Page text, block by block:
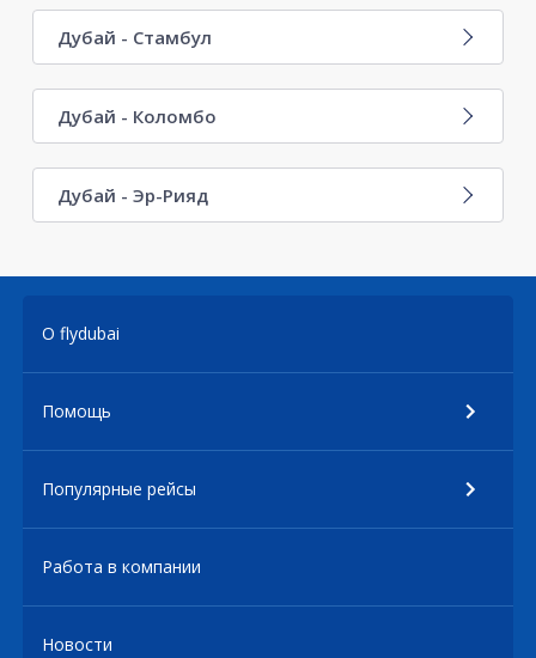
Дубай - Стамбул
Дубай - Коломбо
Дубай - Эр-Рияд
О flydubai
Помощь
Популярные рейсы
Работа в компании
Новости